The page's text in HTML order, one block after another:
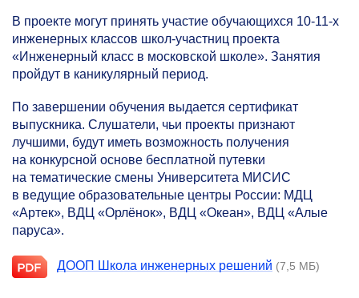
В проекте могут принять участие обучающихся 10-11-х
инженерных классов школ-участниц проекта
«Инженерный класс в московской школе». Занятия
пройдут в каникулярный период.
По завершении обучения выдается сертификат
выпускника. Слушатели, чьи проекты признают
лучшими, будут иметь возможность получения
на конкурсной основе бесплатной путевки
на тематические смены Университета МИСИС
в ведущие образовательные центры России: МДЦ
«Артек», ВДЦ «Орлёнок», ВДЦ «Океан», ВДЦ «Алые
паруса».
ДООП Школа инженерных решений (7,5 МБ)